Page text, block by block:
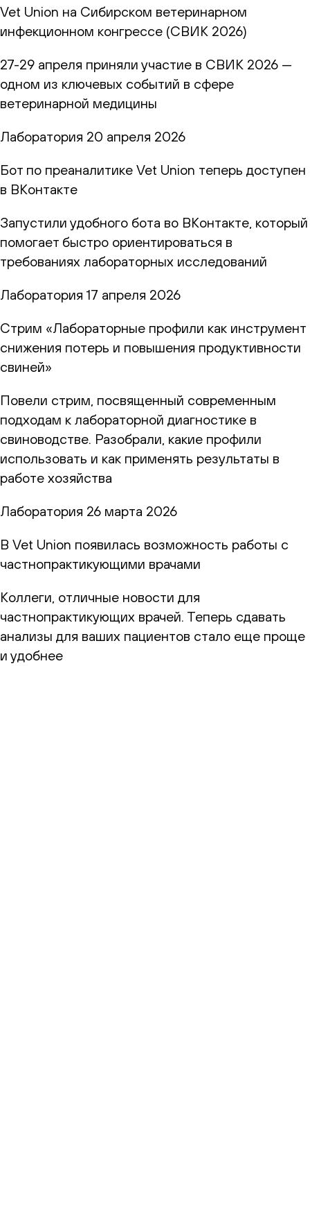
Vet Union на Сибирском ветеринарном
инфекционном конгрессе (СВИК 2026)
27-29 апреля приняли участие в СВИК 2026 —
одном из ключевых событий в сфере
ветеринарной медицины
Лаборатория 20 апреля 2026
Бот по преаналитике Vet Union теперь доступен
в ВКонтакте
Запустили удобного бота во ВКонтакте, который
помогает быстро ориентироваться в
требованиях лабораторных исследований
Лаборатория 17 апреля 2026
Стрим «Лабораторные профили как инструмент
снижения потерь и повышения продуктивности
свиней»
Повели стрим, посвященный современным
подходам к лабораторной диагностике в
свиноводстве. Разобрали, какие профили
использовать и как применять результаты в
работе хозяйства
Лаборатория 26 марта 2026
В Vet Union появилась возможность работы с
частнопрактикующими врачами
Коллеги, отличные новости для
частнопрактикующих врачей. Теперь сдавать
анализы для ваших пациентов стало еще проще
и удобнее